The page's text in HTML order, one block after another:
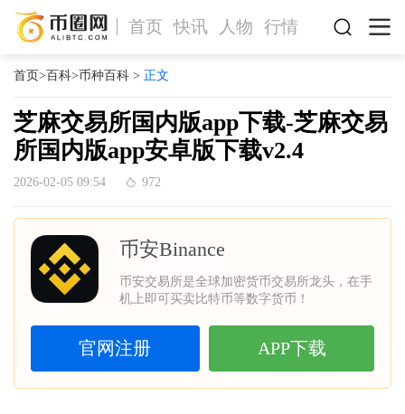
首页 快讯 人物 行情
首页>百科>币种百科> 正文
芝麻交易所国内版app下载-芝麻交易
所国内版app安卓版下载v2.4
2026-02-05 09:54 972
币安Binance
币安交易所是全球加密货币交易所龙头，在手
机上即可买卖比特币等数字货币！
官网注册 APP下载